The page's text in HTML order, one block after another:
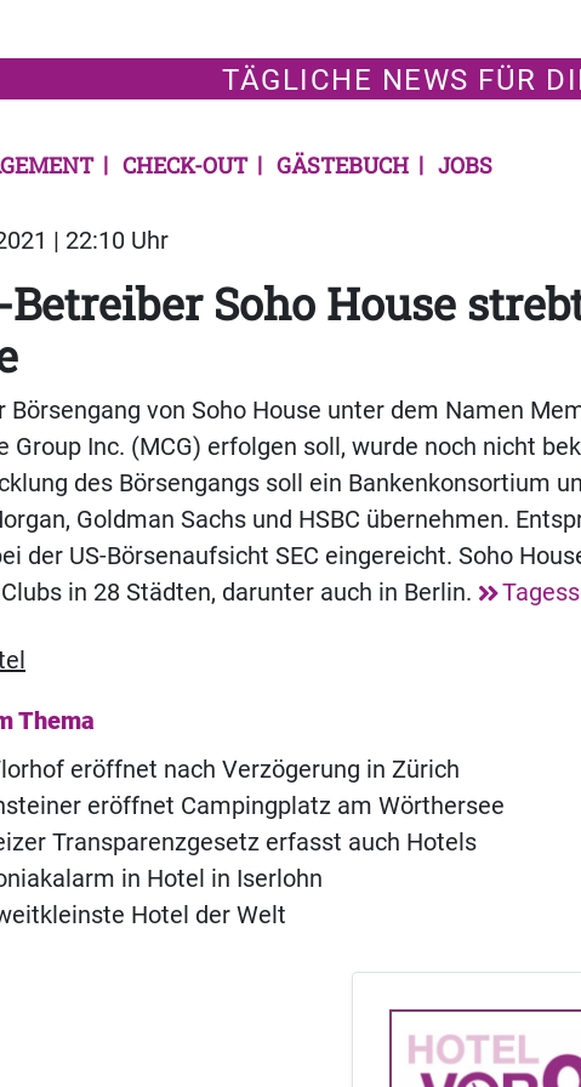
TÄGLICHE NEWS FÜR
CHECK-OUT GÄSTEBUCH JOBS
| 22:10 Uhr
Soho House
Börsengang von Soho House unter dem Namen
Group Inc. (MCG) erfolgen soll, wurde noch nicht
des Börsengangs soll ein Bankenkonsortium
Goldman Sachs und HSBC übernehmen.
der US-Börsenaufsicht SEC eingereicht. Soho
in 28 Städten, darunter auch in Berlin.
Thema
eröffnet nach Verzögerung in Zürich
eröffnet Campingplatz am Wörthersee
Transparenzgesetz erfasst auch Hotels
in Hotel in Iserlohn
Hotel der Welt